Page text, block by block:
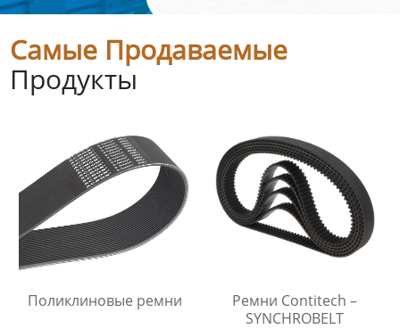
Самые Продаваемые
Продукты
Поликлиновые ремни
Ремни Contitech –
SYNCHROBELT